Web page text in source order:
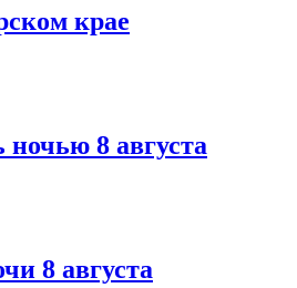
крае
8 августа
8 августа